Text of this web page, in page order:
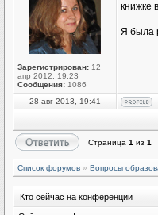
Зарегистрирован: 12
апр 2012, 19:23
Сообщения: 1086
книжке
Я была
28 авг 2013, 19:41
Страница 1 из 1
Список форумов » Вопросы
Кто сейчас на конференции